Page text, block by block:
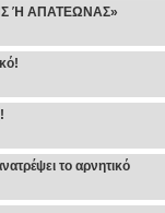
Ή ΑΠΑΤΕΩΝΑΣ»
το αρνητικό